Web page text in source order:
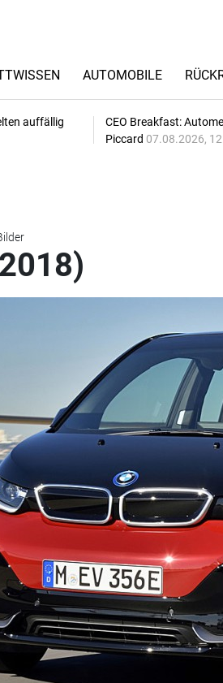
AUTOMOBILE
auffällig
CEO Breakfast:
Piccard 07.08.2026,